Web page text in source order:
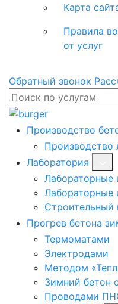
Карта
Правила
от услуг
Обратный звонок
Производство
Производство
Лаборатория
Лабораторные
Лабораторные
Строительный
Прогрев бетона
Термоматами
Электродами
Методом
Зимний бетон
Проводами